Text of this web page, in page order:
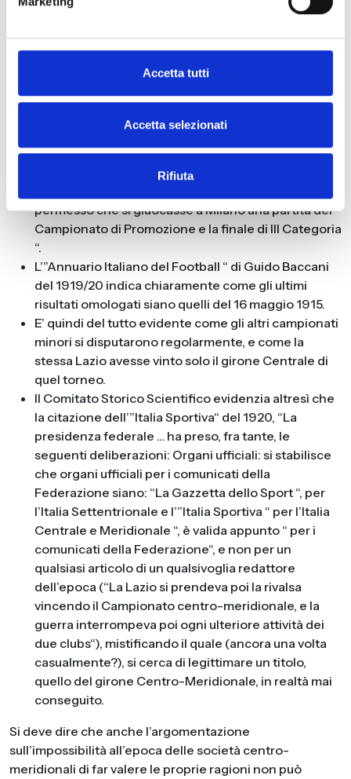
Accetta tutti
Accetta selezionati
Rifiuta
definitiva “. Nell’articolo si scrive come il “deliberato
Categoria che dovevano svolgersi oggi a Milano e
Genova “. Lo stesso quotidiano evidenzia come
Promozione, in Lombardia ed in Piemonte, e quella
del Campionato di III Categoria.
La rivista “Il Football “chiede espressamente alla
permesso che si giuocasse a Milano una partita del
Campionato di Promozione e la finale di III Categoria
“.
L’”Annuario Italiano del Football “ di Guido Baccani
del 1919/20 indica chiaramente come gli ultimi
risultati omologati siano quelli del 16 maggio 1915.
E’ quindi del tutto evidente come gli altri campionati
minori si disputarono regolarmente, e come la
stessa Lazio avesse vinto solo il girone Centrale di
quel torneo.
Il Comitato Storico Scientifico evidenzia altresì che
la citazione dell’”Italia Sportiva“ del 1920, “La
presidenza federale … ha preso, fra tante, le
seguenti deliberazioni: Organi ufficiali: si stabilisce
che organi ufficiali per i comunicati della
Federazione siano: “La Gazzetta dello Sport “, per
l’Italia Settentrionale e l’”Italia Sportiva “ per l’Italia
Centrale e Meridionale “, è valida appunto “ per i
comunicati della Federazione“, e non per un
qualsiasi articolo di un qualsivoglia redattore
dell’epoca (“La Lazio si prendeva poi la rivalsa
vincendo il Campionato centro-meridionale, e la
guerra interrompeva poi ogni ulteriore attività dei
due clubs“), mistificando il quale (ancora una volta
casualmente?), si cerca di legittimare un titolo,
quello del girone Centro-Meridionale, in realtà mai
conseguito.
Si deve dire che anche l’argomentazione
sull’impossibilità all’epoca delle società centro-
meridionali di far valere le proprie ragioni non può